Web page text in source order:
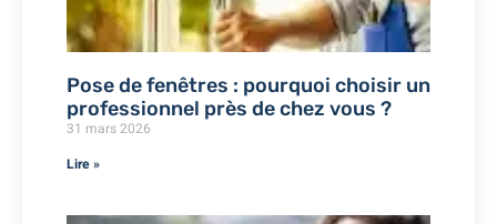
Pose de fenêtres : pourquoi choisir un
professionnel près de chez vous ?
31 mars 2026
Lire »